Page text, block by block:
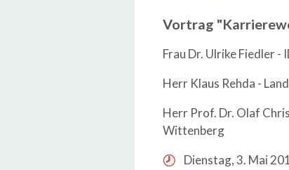
Vortrag
Frau Dr. Ulrike Fiedler -
Herr Klaus Rehda -
Herr Prof. Dr. Olaf
Wittenberg
Dienstag, 3. Mai